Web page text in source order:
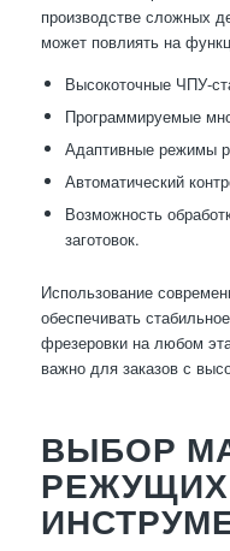
производстве сложных
может повлиять на
Высокоточные ЧПУ-
Программируемые
Адаптивные режимы
Автоматический
Возможность
заготовок.
Использование
обеспечивать
фрезеровки на любом
важно для заказов с
ВЫБОР
РЕЖУЩИХ